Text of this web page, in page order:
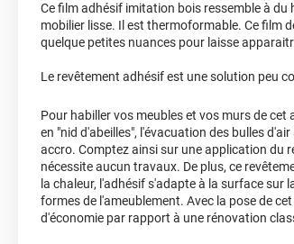
Ce film adhésif imitation bois ressemble à du
mobilier lisse. Il est thermoformable. Ce film
quelque petites nuances pour laisse
Le revêtement adhésif est une solution peu
Pour habiller vos meubles et vos murs de cet
en "nid d'abeilles", l'évacuation des bulles
accro. Comptez ainsi sur une application du
nécessite aucun travaux. De plus, ce
la chaleur, l'adhésif s'adapte à la surface
formes de l'ameublement. Avec la pose de
d'économie par rapport à une rénovation